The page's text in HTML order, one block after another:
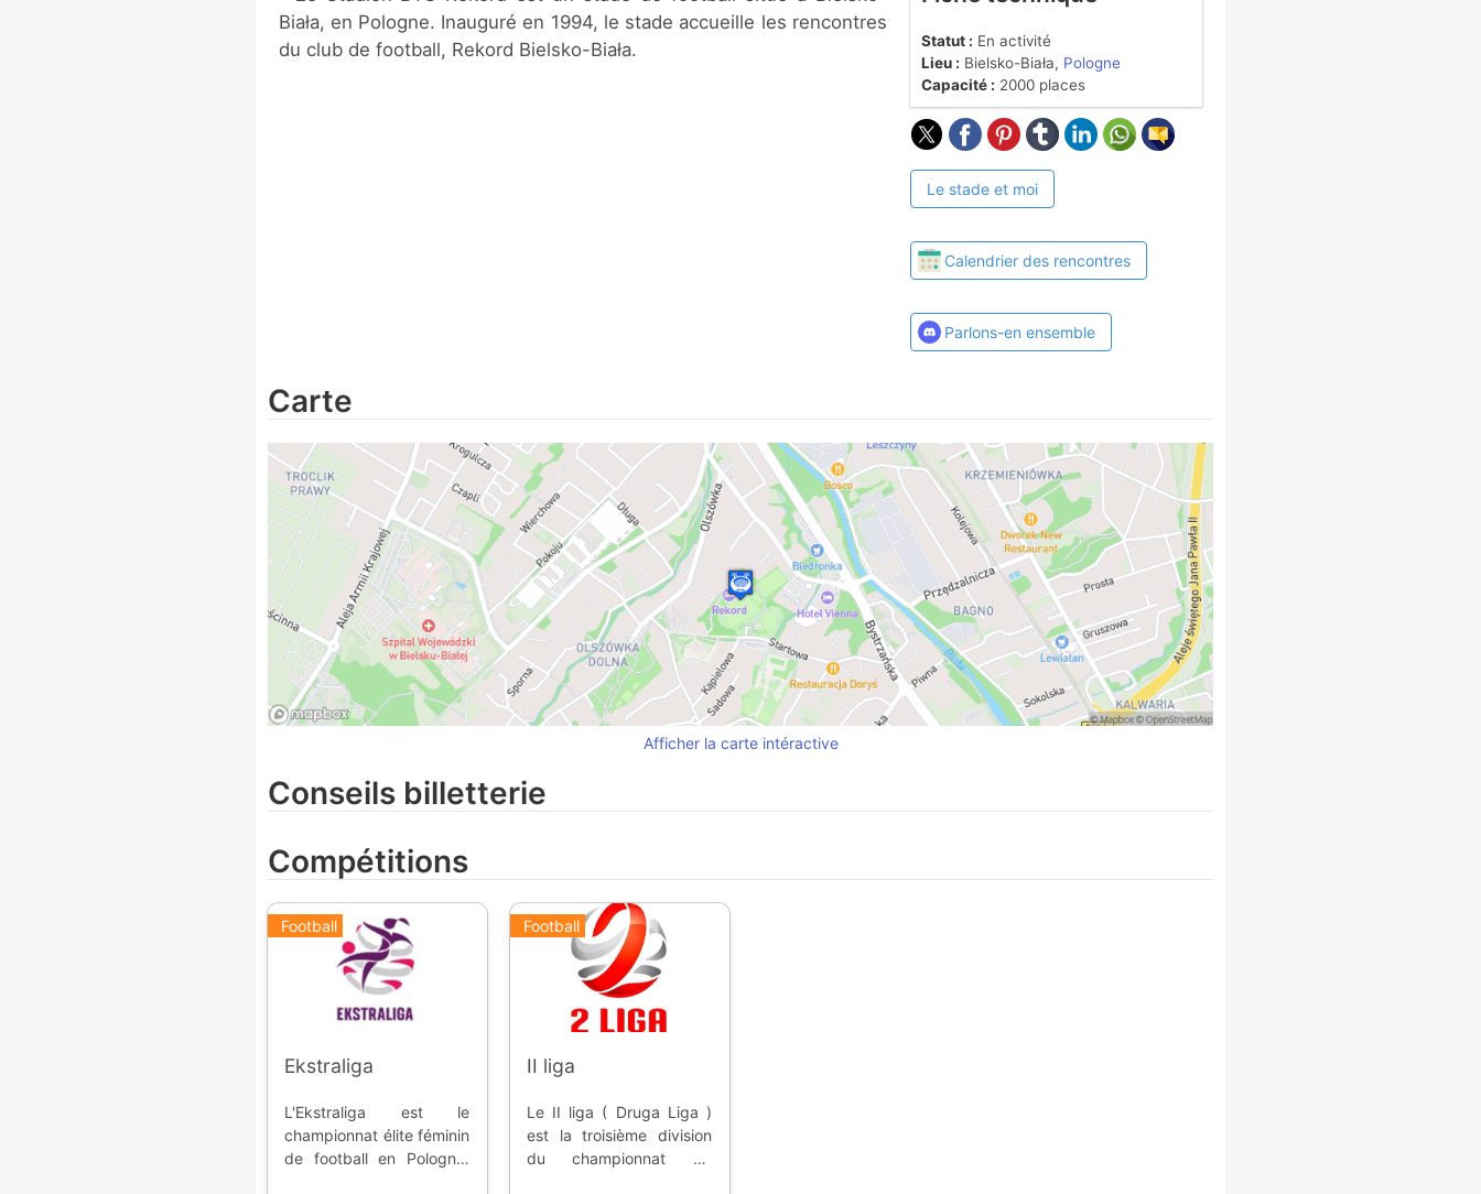
Biała, en Pologne. Inauguré en 1994, le stade accueille les rencontres
du club de football, Rekord Bielsko-Biała.
Statut : En activité
Lieu : Bielsko-Biała, Pologne
Capacité : 2000 places
Le stade et moi
Calendrier des rencontres
Parlons-en ensemble
Carte
Afficher la carte intéractive
Conseils billetterie
Compétitions
Football
Ekstraliga
L'Ekstraliga est le
championnat élite féminin
de football en Pologne.
Football
II liga
Le II liga ( Druga Liga )
est la troisième division
du championnat de